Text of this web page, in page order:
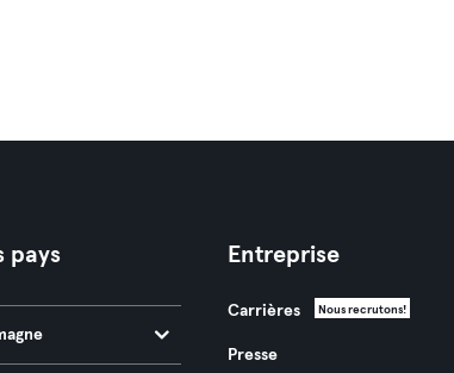
pays Entreprise
Carrières Nous recrutons!
Presse